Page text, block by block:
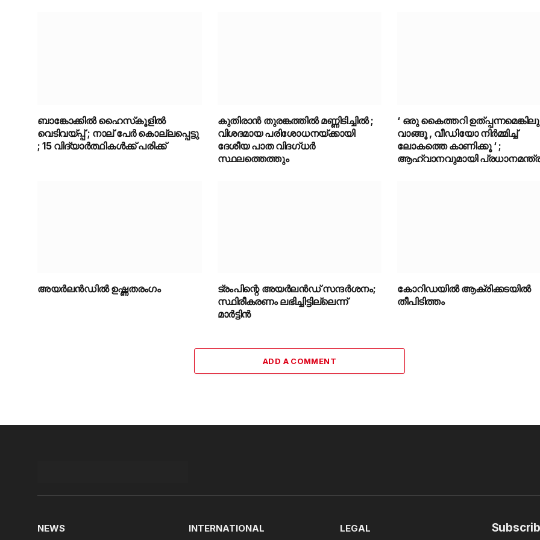
ബാങ്കോക്കിൽ ഹൈസ്‌കൂളിൽ
വെടിവയ്പ്പ് ; നാല് പേർ കൊല്ലപ്പെട്ടു
; 15 വിദ്യാർത്ഥികൾക്ക് പരിക്ക്
കുതിരാൻ തുരങ്കത്തിൽ മണ്ണിടിച്ചിൽ ;
വിശദമായ പരിശോധനയ്ക്കായി
ദേശീയ പാത വിദഗ്ധർ
സ്ഥലത്തെത്തും
‘ ഒരു കൈത്തറി
വാങ്ങൂ , വീഡിയോ നിർമ്മിച്ച്
ലോകത്തെ കാണിക്കൂ ‘ ;
ആഹ്വാനവുമായി
അയർലൻഡിൽ ഉഷ്ണതരംഗം
ട്രംപിന്റെ അയർലൻഡ് സന്ദർശനം;
സ്ഥിരീകരണം ലഭിച്ചിട്ടില്ലെന്ന്
മാർട്ടിൻ
കോറിഡയിൽ ആക്രിക്കടയിൽ
തീപിടിത്തം
ADD A COMMENT
NEWS INTERNATIONAL LEGAL